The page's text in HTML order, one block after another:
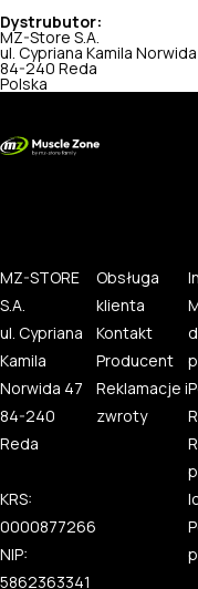
Dystrubutor:
MZ-Store S.A.
ul. Cypriana Kamila
84-240 Reda
Polska
MZ-STORE
S.A.
ul. Cypriana
Kamila
Norwida 47
84-240
Reda
KRS:
0000877266
NIP:
5862363341
Obsługa
klienta
Kontakt
Producent
Reklamacje i
zwroty